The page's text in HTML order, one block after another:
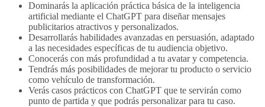
Dominarás la aplicación práctica básica de la inteligencia
artificial mediante el ChatGPT para diseñar mensajes
publicitarios atractivos y personalizados.
Desarrollarás habilidades avanzadas en persuasión, adaptado
a las necesidades específicas de tu audiencia objetivo.
Conocerás con más profundidad a tu avatar y competencia.
Tendrás más posibilidades de mejorar tu producto o servicio
como vehículo de transformación.
Verás casos prácticos con ChatGPT que te servirán como
punto de partida y que podrás personalizar para tu caso.